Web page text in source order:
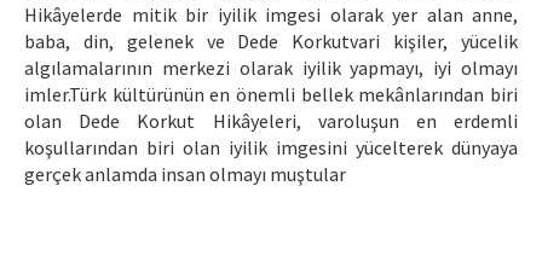
Hikâyelerde mitik bir iyilik imgesi olarak yer alan anne,
baba, din, gelenek ve Dede Korkutvari kişiler, yücelik
algılamalarının merkezi olarak iyilik yapmayı, iyi olmayı
imler.Türk kültürünün en önemli bellek mekânlarından biri
olan Dede Korkut Hikâyeleri, varoluşun en erdemli
koşullarından biri olan iyilik imgesini yücelterek dünyaya
gerçek anlamda insan olmayı muştular